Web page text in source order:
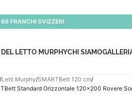
FRANCHI SVIZZERI
LETTO MURPHYCHI SIAMO
Letti Murphy SMARTBett 120 cm
Standard Orizzontale 120×200 Rovere